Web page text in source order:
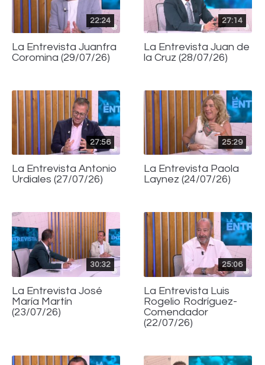
22:24
La Entrevista Juanfra
Coromina (29/07/26)
27:14
La Entrevista Juan de
la Cruz (28/07/26)
27:56
La Entrevista Antonio
Urdiales (27/07/26)
25:29
La Entrevista Paola
Laynez (24/07/26)
30:32
La Entrevista José
María Martín
(23/07/26)
25:06
La Entrevista Luis
Rogelio Rodríguez-
Comendador
(22/07/26)